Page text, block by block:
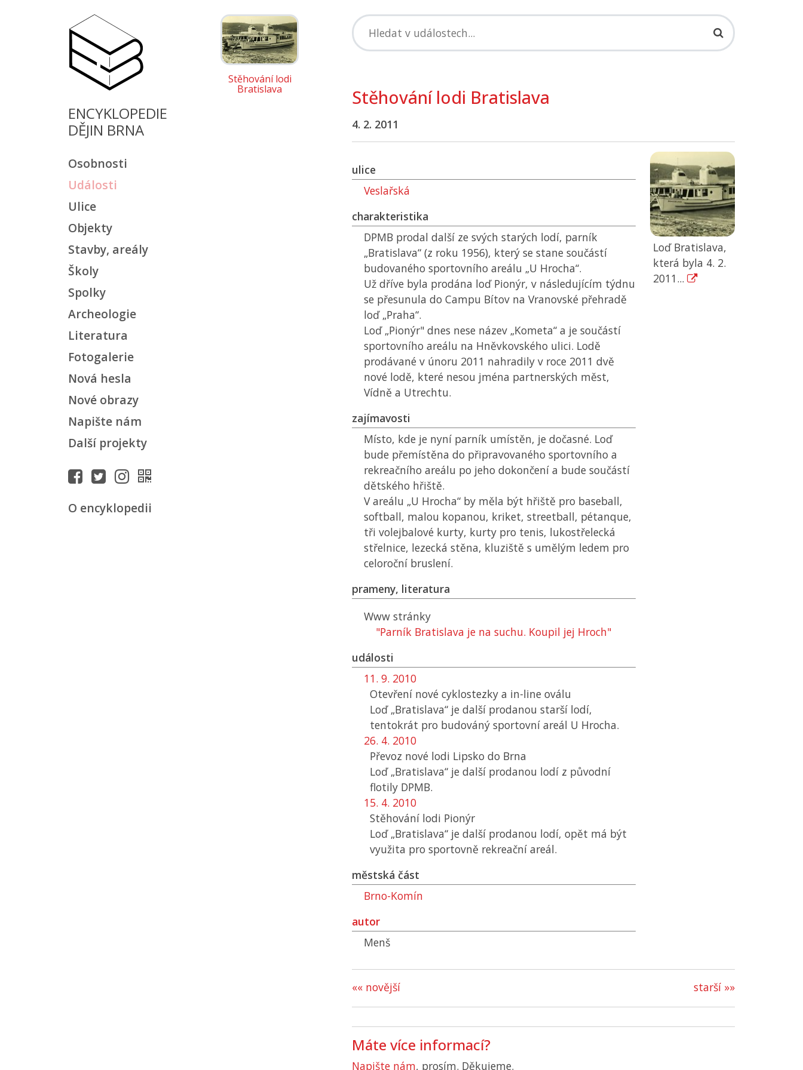
ENCYKLOPEDIE
DĚJIN BRNA
Osobnosti
Události
Ulice
Objekty
Stavby, areály
Školy
Spolky
Archeologie
Literatura
Fotogalerie
Nová hesla
Nové obrazy
Napište nám
Další projekty
O encyklopedii
Stěhování lodi
Bratislava Stěhování lodi Bratislava
4. 2. 2011
ulice
Veslařská
charakteristika
DPMB prodal další ze svých starých lodí, parník
„Bratislava“ (z roku 1956), který se stane součástí
budovaného sportovního areálu „U Hrocha“.
Už dříve byla prodána loď Pionýr, v následujícím týdnu
se přesunula do Campu Bítov na Vranovské přehradě
loď „Praha“.
Loď „Pionýr" dnes nese název „Kometa“ a je součástí
sportovního areálu na Hněvkovského ulici. Lodě
prodávané v únoru 2011 nahradily v roce 2011 dvě
nové lodě, které nesou jména partnerských měst,
Vídně a Utrechtu.
zajímavosti
Místo, kde je nyní parník umístěn, je dočasné. Loď
bude přemístěna do připravovaného sportovního a
rekreačního areálu po jeho dokončení a bude součástí
dětského hřiště.
V areálu „U Hrocha“ by měla být hřiště pro baseball,
softball, malou kopanou, kriket, streetball, pétanque,
tři volejbalové kurty, kurty pro tenis, lukostřelecká
střelnice, lezecká stěna, kluziště s umělým ledem pro
celoroční bruslení.
prameny, literatura
Www stránky
"Parník Bratislava je na suchu. Koupil jej Hroch"
události
11. 9. 2010
Otevření nové cyklostezky a in-line oválu
Loď „Bratislava“ je další prodanou starší lodí,
tentokrát pro budováný sportovní areál U Hrocha.
26. 4. 2010
Převoz nové lodi Lipsko do Brna
Loď „Bratislava“ je další prodanou lodí z původní
flotily DPMB.
15. 4. 2010
Stěhování lodi Pionýr
Loď „Bratislava“ je další prodanou lodí, opět má být
využita pro sportovně rekreační areál.
městská část
Brno-Komín
autor
Menš
Loď Bratislava,
která byla 4. 2.
2011...
starší »»
«« novější
Máte více informací?
Napište nám, prosím. Děkujeme.